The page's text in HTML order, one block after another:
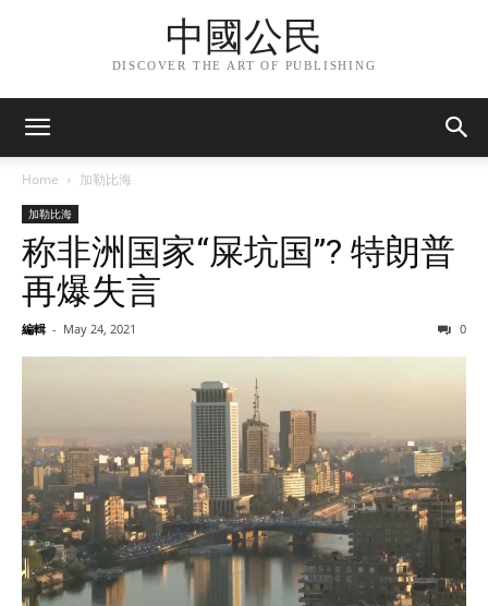
中國公民
DISCOVER THE ART OF PUBLISHING
Home 加勒比海
加勒比海
称非洲国家“屎坑国”? 特朗普
再爆失言
編輯 - May 24, 2021 0